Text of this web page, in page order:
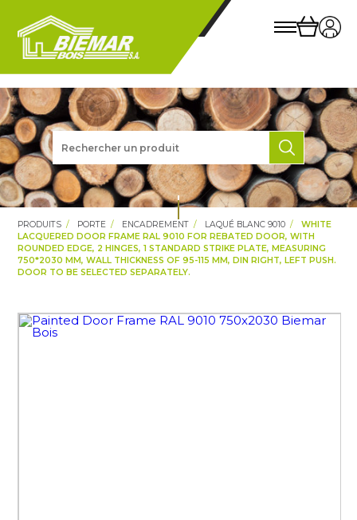
PRODUITS PORTE ENCADREMENT LAQUÉ BLANC 9010
WHITE
LACQUERED DOOR FRAME RAL 9010 FOR REBATED DOOR, WITH
ROUNDED EDGE, 2 HINGES, 1 STANDARD STRIKE PLATE, MEASURING
750*2030 MM, WALL THICKNESS OF 95-115 MM, DIN RIGHT, LEFT PUSH.
DOOR TO BE SELECTED SEPARATELY.